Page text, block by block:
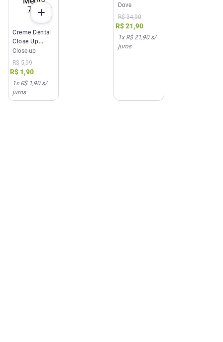
Creme Dental
Close Up
Triple Menta
70g
Close-up
R$ 5,99
R$ 1,90
1x R$ 1,90s/
juros
6 Unidades
90g
Dove
R$ 34,90
R$21,90
1x R$ 21,90s/
juros